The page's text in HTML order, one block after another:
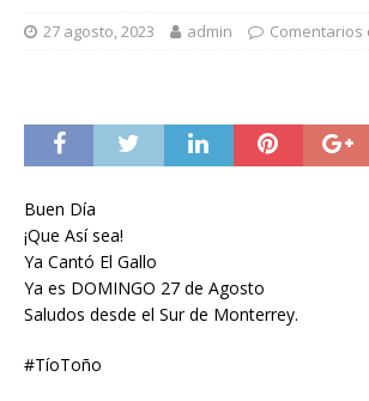
27 agosto, 2023 admin Comentarios
Buen Día
¡Que Así sea!
Ya Cantó El Gallo
Ya es DOMINGO 27 de Agosto
Saludos desde el Sur de Monterrey.
#TíoToño